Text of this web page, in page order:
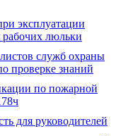
эксплуатации
люльки
служб охраны
проверке знаний
по пожарной
для руководителей